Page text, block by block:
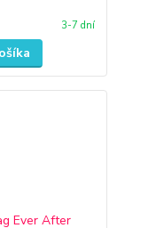
3-7 dní